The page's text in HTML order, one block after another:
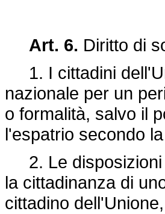
Art. 6. Diritto di
1. I cittadini
nazionale per un
o formalità, salvo il
l'espatrio secondo
2. Le disposizioni
la cittadinanza di
cittadino